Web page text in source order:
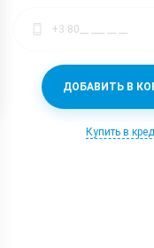
ДОБАВИТЬ В
Купить в